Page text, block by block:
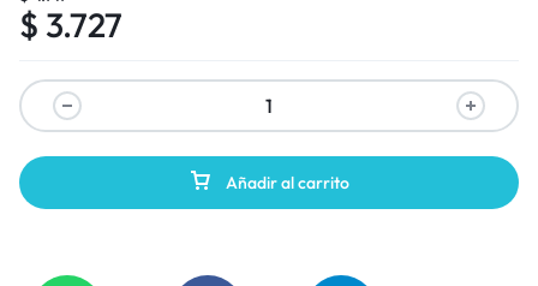
$ 3.727
Añadir al carrito